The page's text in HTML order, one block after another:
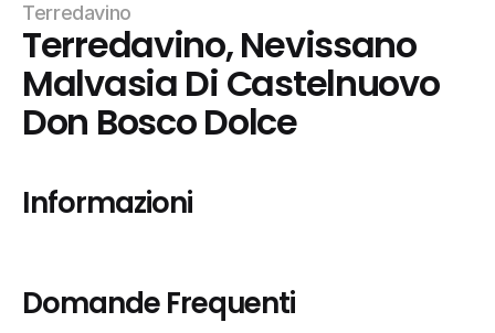
Terredavino
Terredavino, Nevissano
Malvasia Di Castelnuovo
Don Bosco Dolce
Informazioni
Domande Frequenti